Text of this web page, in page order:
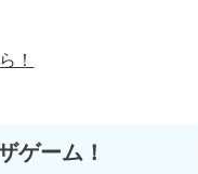
！
ゲーム！